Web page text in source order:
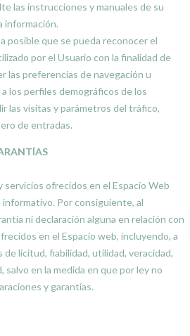
las instrucciones y manuales de su
información.
posible que se pueda reconocer el
por el Usuario con la finalidad de
las preferencias de navegación u
los perfiles demográficos de los
las visitas y parámetros del tráfico,
de entradas.
servicios ofrecidos en el Espacio Web
Por consiguiente, al
ni declaración alguna en relación con
en el Espacio web, incluyendo, a
licitud, fiabilidad, utilidad, veracidad,
salvo en la medida en que por ley no
y garantías.